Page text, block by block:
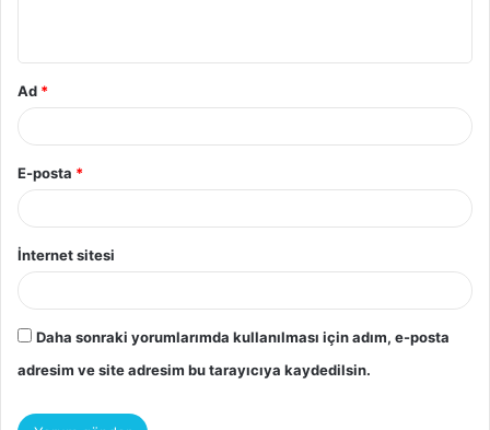
Ad *
E-posta *
İnternet sitesi
Daha sonraki yorumlarımda kullanılması için adım, e-posta
adresim ve site adresim bu tarayıcıya kaydedilsin.